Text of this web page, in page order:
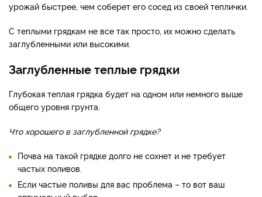
урожай быстрее, чем соберет его сосед из своей теплички.
С теплыми грядкам не все так просто, их можно сделать
заглубленными или высокими.
Заглубленные теплые грядки
Глубокая теплая грядка будет на одном или немного выше
общего уровня грунта.
Что хорошего в заглубленной грядке?
Почва на такой грядке долго не сохнет и не требует
частых поливов.
Если частые поливы для вас проблема – то вот ваш